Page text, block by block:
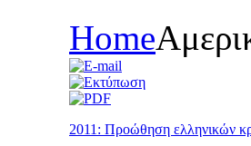
Home
2011: Προώθηση ελληνικών